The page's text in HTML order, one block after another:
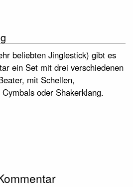
beliebten Jinglestick) gibt es
ein Set mit drei verschiedenen
mit Schellen,
oder Shakerklang.